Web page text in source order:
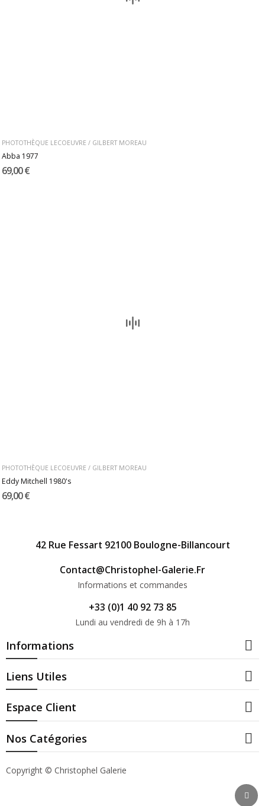
PHOTOTHÈQUE LECOEUVRE / GILBERT MOREAU
Abba 1977
69,00 €
PHOTOTHÈQUE LECOEUVRE / GILBERT MOREAU
Eddy Mitchell 1980's
69,00 €
42 Rue Fessart 92100 Boulogne-Billancourt
Contact@christophel-Galerie.fr
Informations et commandes
+33 (0)1 40 92 73 85
Lundi au vendredi de 9h à 17h
Informations 
Liens Utiles 
Espace Client 
Nos Catégories 
Copyright © Christophel Galerie